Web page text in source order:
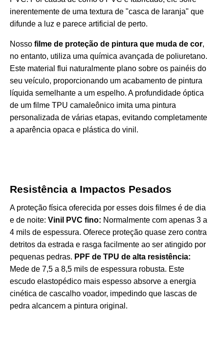
inerentemente de uma textura de "casca de laranja" que
difunde a luz e parece artificial de perto.
Nosso filme de proteção de pintura que muda de cor,
no entanto, utiliza uma química avançada de poliuretano.
Este material flui naturalmente plano sobre os painéis do
seu veículo, proporcionando um acabamento de pintura
líquida semelhante a um espelho. A profundidade óptica
de um filme TPU camaleônico imita uma pintura
personalizada de várias etapas, evitando completamente
a aparência opaca e plástica do vinil.
Resistência a Impactos Pesados
A proteção física oferecida por esses dois filmes é de dia
e de noite: Vinil PVC fino: Normalmente com apenas 3 a
4 mils de espessura. Oferece proteção quase zero contra
detritos da estrada e rasga facilmente ao ser atingido por
pequenas pedras. PPF de TPU de alta resistência:
Mede de 7,5 a 8,5 mils de espessura robusta. Este
escudo elastopédico mais espesso absorve a energia
cinética de cascalho voador, impedindo que lascas de
pedra alcancem a pintura original.